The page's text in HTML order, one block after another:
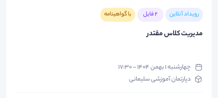
رویداد آنلاین 2 فایل با گواهینامه
مدیریت کلاس مقتدر
چهارشنبه ۱ بهمن ۱۴۰۴ - ۱۷:۳۰
دپارتمان آموزشی سلیمانی